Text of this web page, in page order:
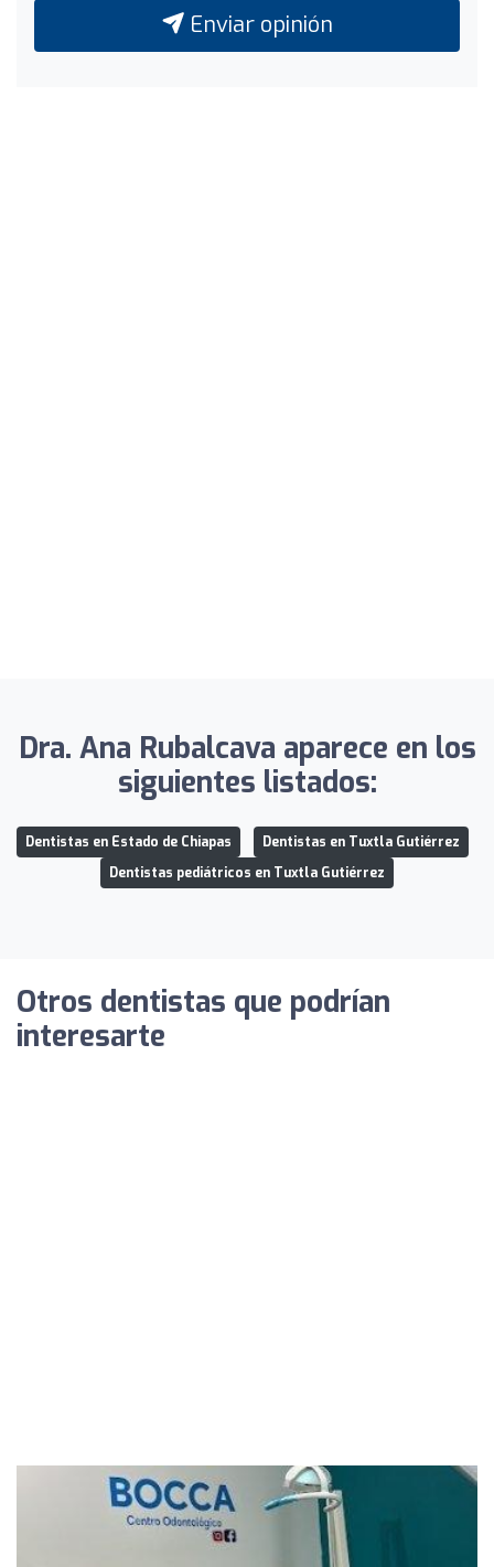
Enviar opinión
Dra. Ana Rubalcava aparece en los
siguientes listados:
Dentistas en Estado de Chiapas
Dentistas en Tuxtla Gutiérrez
Dentistas pediátricos en Tuxtla Gutiérrez
Otros dentistas que podrían
interesarte